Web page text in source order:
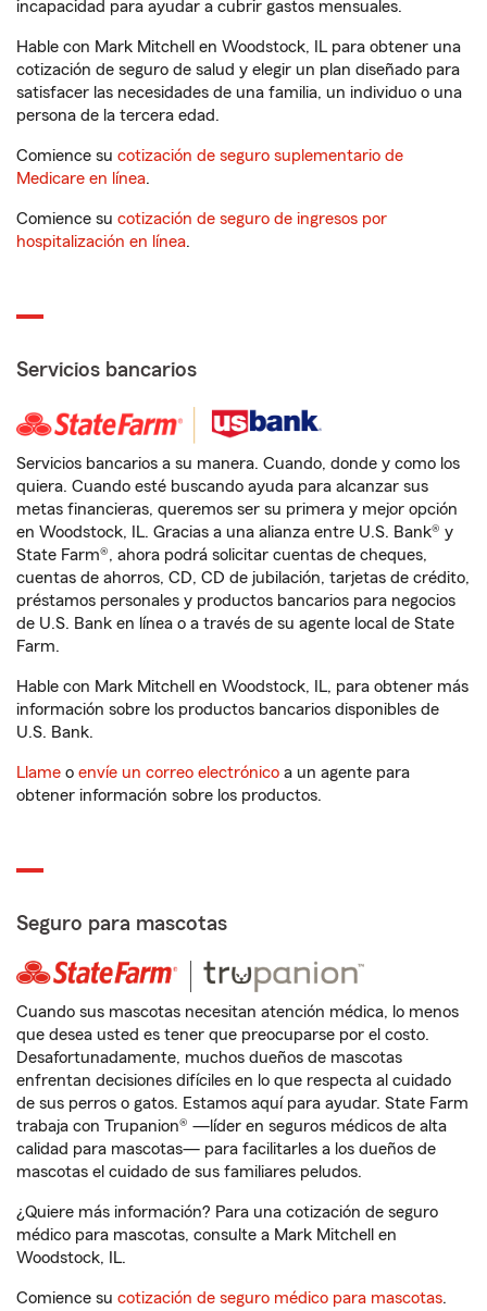
incapacidad para ayudar a cubrir gastos mensuales.
Hable con Mark Mitchell en Woodstock, IL para obtener una
cotización de seguro de salud y elegir un plan diseñado para
satisfacer las necesidades de una familia, un individuo o una
persona de la tercera edad.
Comience su cotización de seguro suplementario de
Medicare en línea.
Comience su cotización de seguro de ingresos por
hospitalización en línea.
Servicios bancarios
Servicios bancarios a su manera. Cuando, donde y como los
quiera. Cuando esté buscando ayuda para alcanzar sus
metas financieras, queremos ser su primera y mejor opción
en Woodstock, IL. Gracias a una alianza entre U.S. Bank® y
State Farm®, ahora podrá solicitar cuentas de cheques,
cuentas de ahorros, CD, CD de jubilación, tarjetas de crédito,
préstamos personales y productos bancarios para negocios
de U.S. Bank en línea o a través de su agente local de State
Farm.
Hable con Mark Mitchell en Woodstock, IL, para obtener más
información sobre los productos bancarios disponibles de
U.S. Bank.
Llame o envíe un correo electrónico a un agente para
obtener información sobre los productos.
Seguro para mascotas
Cuando sus mascotas necesitan atención médica, lo menos
que desea usted es tener que preocuparse por el costo.
Desafortunadamente, muchos dueños de mascotas
enfrentan decisiones difíciles en lo que respecta al cuidado
de sus perros o gatos. Estamos aquí para ayudar. State Farm
trabaja con Trupanion® —líder en seguros médicos de alta
calidad para mascotas— para facilitarles a los dueños de
mascotas el cuidado de sus familiares peludos.
¿Quiere más información? Para una cotización de seguro
médico para mascotas, consulte a Mark Mitchell en
Woodstock, IL.
Comience su cotización de seguro médico para mascotas.